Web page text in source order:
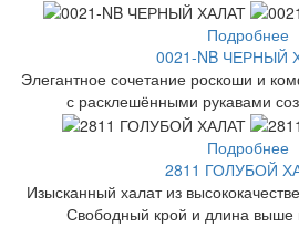
Подробнее
0021-NB ЧЕРНЫЙ
Элегантное сочетание роскоши и
с расклешёнными рукавами
Подробнее
2811 ГОЛУБОЙ
Изысканный халат из
Свободный крой и длина выше